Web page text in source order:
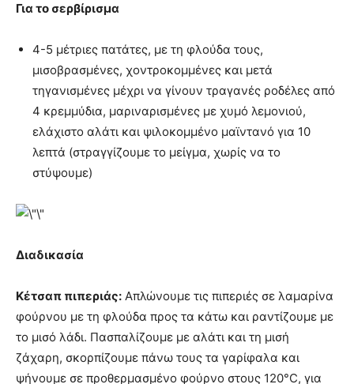
Για το σερβίρισμα
4-5 μέτριες πατάτες, με τη φλούδα τους,
μισοβρασμένες, χοντροκομμένες και μετά
τηγανισμένες μέχρι να γίνουν τραγανές ροδέλες από
4 κρεμμύδια, μαριναρισμένες με χυμό λεμονιού,
ελάχιστο αλάτι και ψιλοκομμένο μαϊντανό για 10
λεπτά (στραγγίζουμε το μείγμα, χωρίς να το
στύψουμε)
Διαδικασία
Κέτσαπ πιπεριάς: Απλώνουμε τις πιπεριές σε λαμαρίνα
φούρνου με τη φλούδα προς τα κάτω και ραντίζουμε με
το μισό λάδι. Πασπαλίζουμε με αλάτι και τη μισή
ζάχαρη, σκορπίζουμε πάνω τους τα γαρίφαλα και
ψήνουμε σε προθερμασμένο φούρνο στους 120°C, για